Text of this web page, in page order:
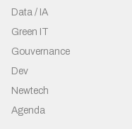
Data / IA
Green IT
Gouvernance
Dev
Newtech
Agenda